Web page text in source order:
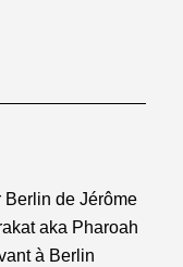
de Jérôme
aka Pharoah
à Berlin